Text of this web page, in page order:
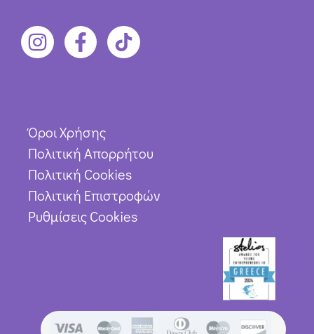
Όροι Χρήσης
Πολιτική Απορρήτου
Πολιτική Cookies
Πολιτική Επιστροφών
Ρυθμίσεις Cookies